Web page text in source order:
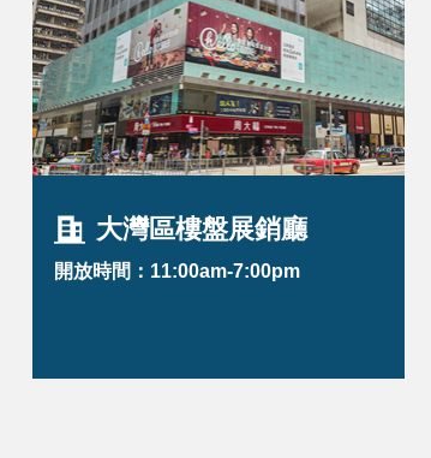
大灣區樓盤展銷廳
開放時間：11:00am-7:00pm